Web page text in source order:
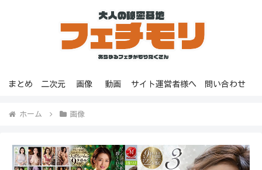
まとめ 二次元 画像 動画 サイト運営者様へ 問い合わせ
ホーム 画像